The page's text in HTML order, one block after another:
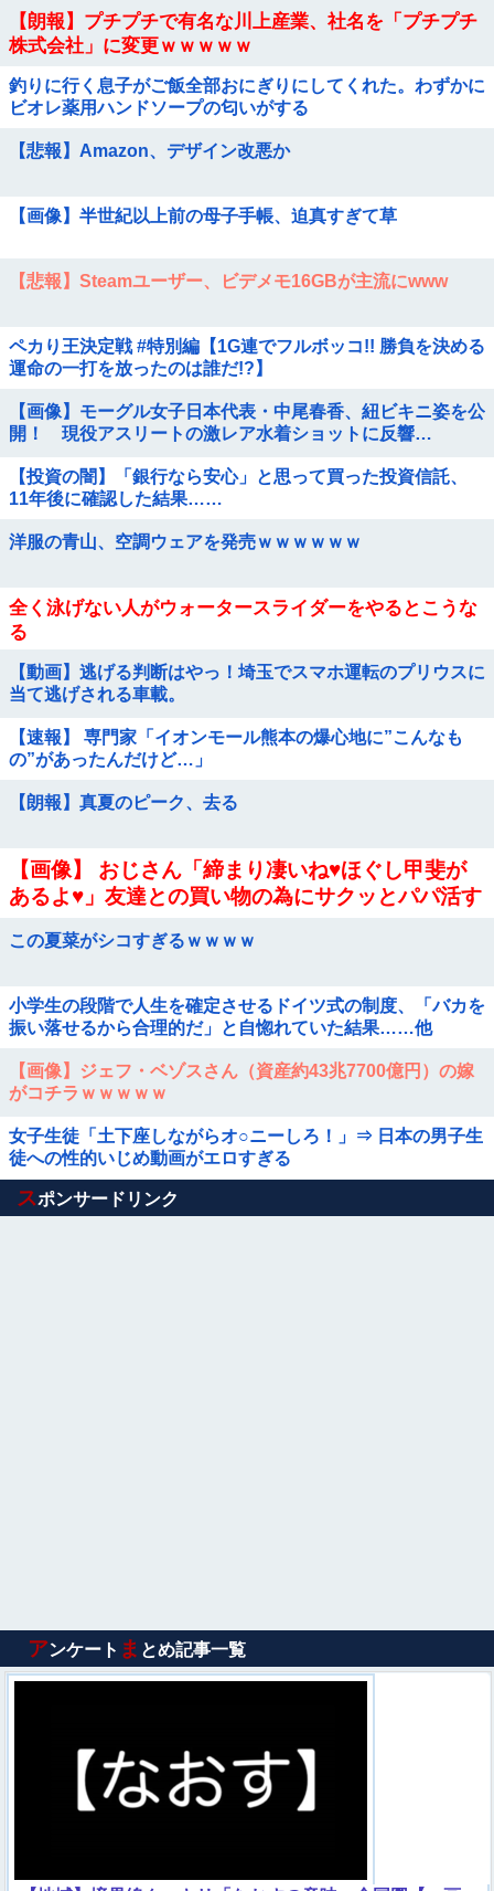
【朗報】プチプチで有名な川上産業、社名を「プチプチ
株式会社」に変更ｗｗｗｗｗ
釣りに行く息子がご飯全部おにぎりにしてくれた。わずかに
ビオレ薬用ハンドソープの匂いがする
【悲報】Amazon、デザイン改悪か
【画像】半世紀以上前の母子手帳、迫真すぎて草
【悲報】Steamユーザー、ビデメモ16GBが主流にwww
ペカり王決定戦 #特別編【1G連でフルボッコ!! 勝負を決める
運命の一打を放ったのは誰だ!?】
【画像】モーグル女子日本代表・中尾春香、紐ビキニ姿を公
開！ 現役アスリートの激レア水着ショットに反響…
【投資の闇】「銀行なら安心」と思って買った投資信託、
11年後に確認した結果……
洋服の青山、空調ウェアを発売ｗｗｗｗｗｗ
全く泳げない人がウォータースライダーをやるとこうな
る
【動画】逃げる判断はやっ！埼玉でスマホ運転のプリウスに
当て逃げされる車載。
【速報】 専門家「イオンモール熊本の爆心地に”こんなも
の”があったんだけど…」
【朗報】真夏のピーク、去る
【画像】 おじさん「締まり凄いね♥ほぐし甲斐が
あるよ♥」友達との買い物の為にサクッとパパ活す
この夏菜がシコすぎるｗｗｗｗ
小学生の段階で人生を確定させるドイツ式の制度、「バカを
振い落せるから合理的だ」と自惚れていた結果……他
【画像】ジェフ・ベゾスさん（資産約43兆7700億円）の嫁
がコチラｗｗｗｗｗ
女子生徒「土下座しながらオ○ニーしろ！」⇒ 日本の男子生
徒への性的いじめ動画がエロすぎる
Powered by livedoor 相互RSS
スポンサードリンク
アンケート ま とめ記事一覧